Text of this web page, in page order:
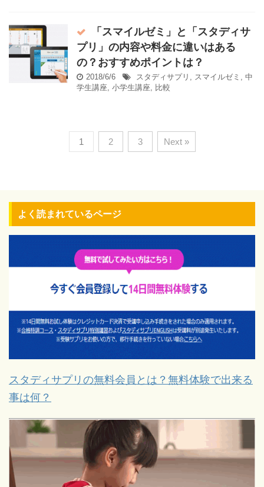
「スマイルゼミ」と「スタディサ
プリ」の内容や料金に違いはある
の？おすすめポイントは？
2018/6/6 スタディサプリ , スマイルゼミ , 中
学生講座, 小学生講座, 比較
1 2 3 Next »
よく読まれているページ
スタディサプリの無料会員とは？無料体験で出来る
事は何？